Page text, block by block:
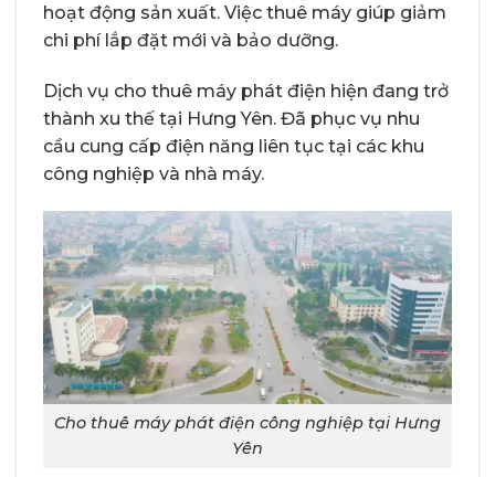
hoạt động sản xuất. Việc thuê máy giúp giảm
chi phí lắp đặt mới và bảo dưỡng.
Dịch vụ cho thuê máy phát điện hiện đang trở
thành xu thế tại Hưng Yên. Đã phục vụ nhu
cầu cung cấp điện năng liên tục tại các khu
công nghiệp và nhà máy.
Cho thuê máy phát điện công nghiệp tại Hưng
Yên